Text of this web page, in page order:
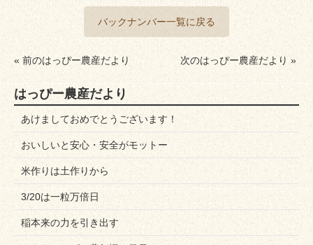
バックナンバー一覧に戻る
« 前のはっぴー農産だより 次のはっぴー農産だより »
はっぴー農産だより
あけましておめでとうございます！
おいしいと安心・安全がモットー
米作りは土作りから
3/20は一粒万倍日
稲本来の力を引き出す